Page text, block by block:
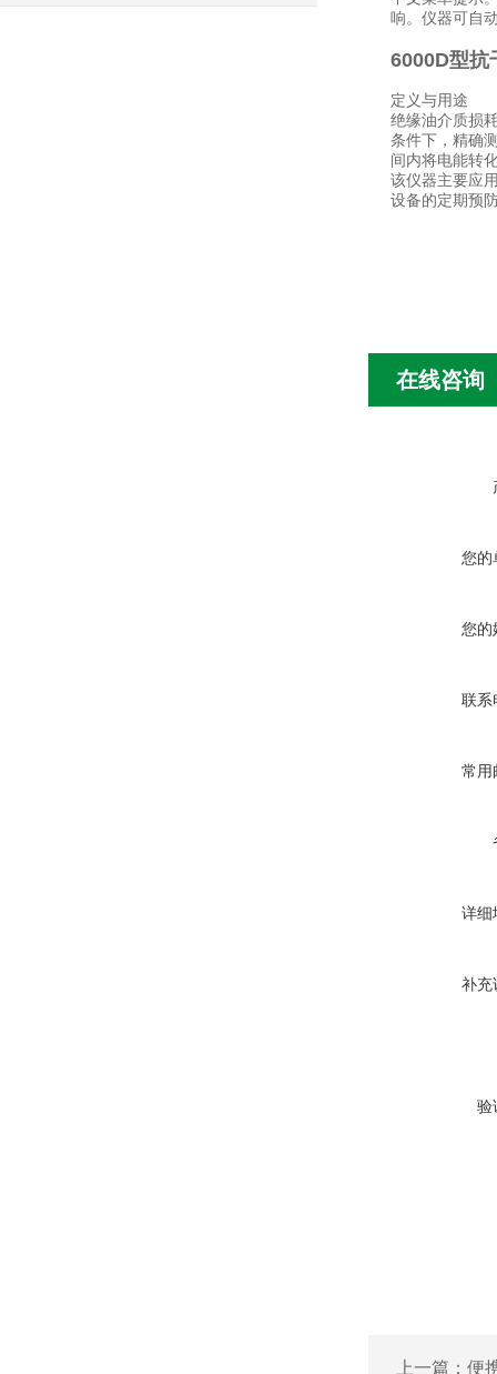
响。仪器可自
6000D型抗
定义与用途
绝缘油介质损
条件下，精确
间内将电能转
该仪器主要应
设备的定期预
在线咨询
您的
您的
联系
常用
详细
补充
验
上一篇： 便